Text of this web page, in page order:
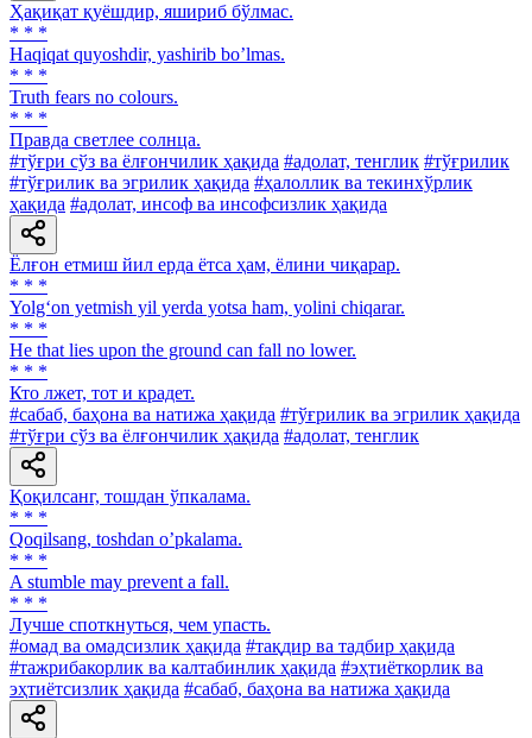
Ҳақиқат қуёшдир, яшириб бўлмас.
* * *
Haqiqat quyoshdir, yashirib boʼlmas.
* * *
Truth fears no colours.
* * *
Правда светлее солнца.
#тўғри сўз ва ёлғончилик ҳақида #адолат, тенглик #тўғрилик
#тўғрилик ва эгрилик ҳақида #ҳалоллик ва текинхўрлик
ҳақида #адолат, инсоф ва инсофсизлик ҳақида
Ёлғон етмиш йил ерда ётса ҳам, ёлини чиқарар.
* * *
Yolg‘on yetmish yil yerda yotsa ham, yolini chiqarar.
* * *
He that lies upon the ground can fall no lower.
* * *
Кто лжет, тот и крадет.
#сабаб, баҳона ва натижа ҳақида #тўғрилик ва эгрилик ҳақида
#тўғри сўз ва ёлғончилик ҳақида #адолат, тенглик
Қоқилсанг, тошдан ўпкалама.
* * *
Qoqilsang, toshdan oʼpkalama.
* * *
A stumble may prevent a fall.
* * *
Лучше споткнуться, чем упасть.
#омад ва омадсизлик ҳақида #тақдир ва тадбир ҳақида
#тажрибакорлик ва калтабинлик ҳақида #эҳтиёткорлик ва
эҳтиётсизлик ҳақида #сабаб, баҳона ва натижа ҳақида